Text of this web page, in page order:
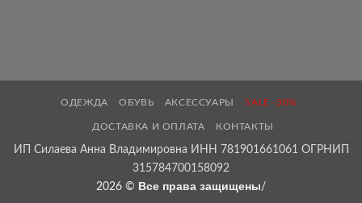
ОДЕЖДА ОБУВЬ АКСЕССУАРЫ SALE -30%
ДОСТАВКА И ОПЛАТА КОНТАКТЫ
ИП Силаева Анна Владимировна ИНН 781901661061 ОГРНИП
315784700158092
2026 © Все права защищены/